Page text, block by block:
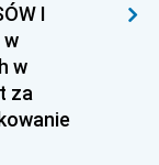
I
w
w
za